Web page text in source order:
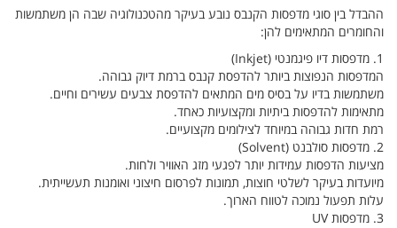
ההבדל בין סוגי מדפסות הקנבס נובע בעיקר מהטכנולוגיה שבה הן משתמשות
והחומרים המתאימים להן:
1. מדפסות דיו פיגמנטי (Inkjet)
המדפסות הנפוצות ביותר להדפסת קנבס ברמת דיוק גבוהה.
משתמשות בדיו על בסיס מים המתאים להדפסת צבעים עשירים וחיים.
מתאימות להדפסות ביתיות ומקצועיות כאחד.
רמת חדות גבוהה במיוחד לצילומים מקצועיים.
2. מדפסות סולבנט (Solvent)
מציעות הדפסות עמידות יותר לפגעי מזג האוויר ולחות.
מיועדות בעיקר לשלטי חוצות, תמונות לפרסום חיצוני ואומנות תעשייתית.
עלות תפעול נמוכה לטווח הארוך.
3. מדפסות UV